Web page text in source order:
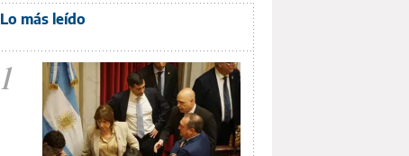
Lo más leído
1